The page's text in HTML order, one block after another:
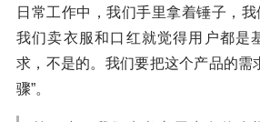
日常工作中，我们手里拿着锤子，我
我们卖衣服和口红就觉得用户都是
求，不是的。我们要把这个产品的需
骤”。